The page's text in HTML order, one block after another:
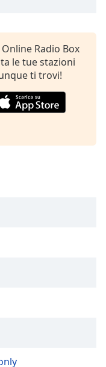
Radio Box
le tue stazioni
ti trovi!